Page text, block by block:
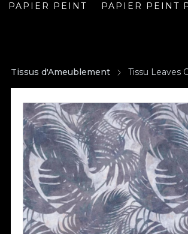
PAPIER PEINT PAPIER PEINT
Tissus d'Ameublement Tissu Leaves